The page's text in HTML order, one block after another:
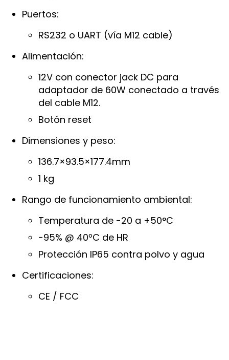
Puertos:
RS232 o UART (vía M12 cable)
Alimentación:
12V con conector jack DC para
adaptador de 60W conectado a través
del cable M12.
Botón reset
Dimensiones y peso:
136.7×93.5×177.4mm
1 kg
Rango de funcionamiento ambiental:
Temperatura de -20 a +50°C
-95% @ 40ºC de HR
Protección IP65 contra polvo y agua
Certificaciones:
CE / FCC